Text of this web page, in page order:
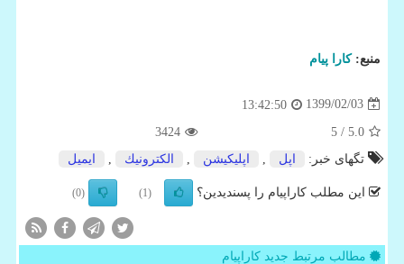
منبع:كارا پیام
1399/02/03
13:42:50
5.0
/ 5
3424
تگهای خبر:
اپل اپلیكیشن الكترونیك ایمیل
این مطلب کاراپیام را پسندیدین؟ (1)
(0)
مطالب مرتبط جدید کاراپیام